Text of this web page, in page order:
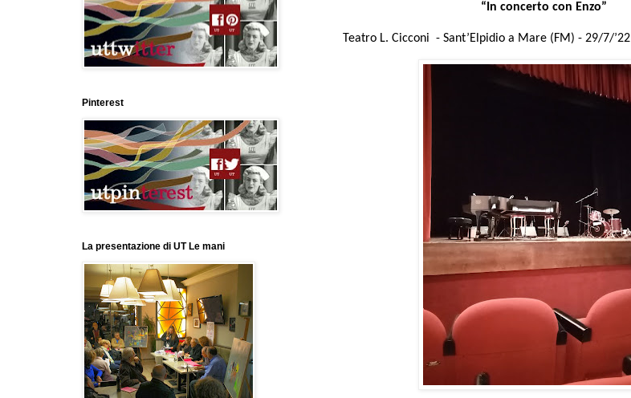
“In concerto con Enzo”
Teatro L. Cicconi - Sant’Elpidio a Mare (FM) - 29/7/’22
Pinterest
La presentazione di UT Le mani